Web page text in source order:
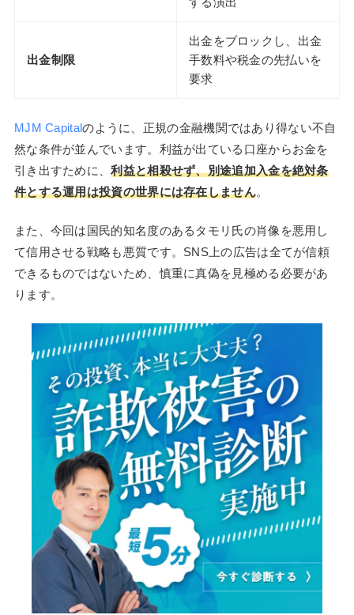
出金制限
出金をブロックし、出金
手数料や税金の先払いを
要求
MJM Capitalのように、正規の金融機関ではあり得ない不自
然な条件が並んでいます。利益が出ている口座からお金を
引き出すために、利益と相殺せず、別途追加入金を絶対条
件とする運用は投資の世界には存在しません。
また、今回は国民的知名度のあるタモリ氏の肖像を悪用し
て信用させる戦略も悪質です。SNS上の広告は全てが信頼
できるものではないため、慎重に真偽を見極める必要があ
ります。